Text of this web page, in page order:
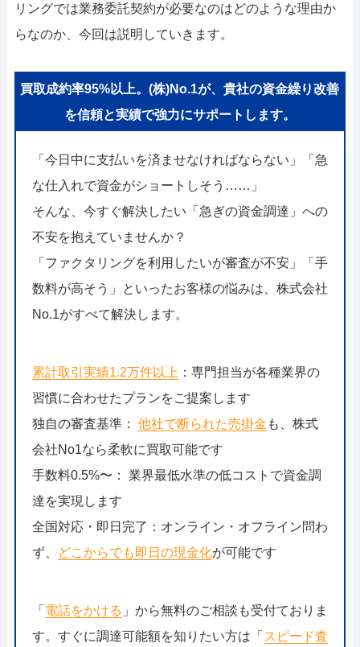
リングでは業務委託契約が必要なのはどのような理由か
らなのか、今回は説明していきます。
買取成約率95%以上。(株)No.1が、貴社の資金繰り改善
を信頼と実績で強力にサポートします。
「今日中に支払いを済ませなければならない」「急
な仕入れで資金がショートしそう……」
そんな、今すぐ解決したい「急ぎの資金調達」への
不安を抱えていませんか？
「ファクタリングを利用したいが審査が不安」「手
数料が高そう」といったお客様の悩みは、株式会社
No.1がすべて解決します。
累計取引実績1.2万件以上 ：専門担当が各種業界の
習慣に合わせたプランをご提案します
独自の審査基準： 他社で断られた売掛金 も、株式
会社No1なら柔軟に買取可能です
手数料0.5%〜： 業界最低水準の低コストで資金調
達を実現します
全国対応・即日完了：オンライン・オフライン問わ
ず、
どこからでも即日の現金化が可能です
「 電話をかける 」から無料のご相談も受付ておりま
す。すぐに調達可能額を知りたい方は「 スピード査